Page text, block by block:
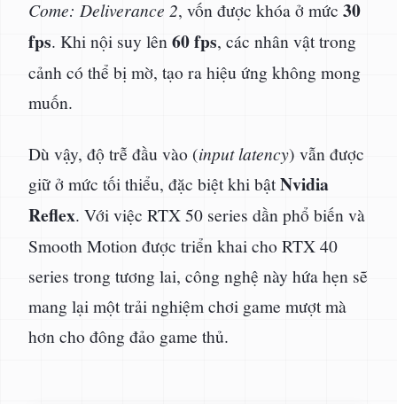
Come: Deliverance 2, vốn được khóa ở mức 30
fps. Khi nội suy lên 60 fps, các nhân vật trong
cảnh có thể bị mờ, tạo ra hiệu ứng không mong
muốn.
Dù vậy, độ trễ đầu vào (input latency) vẫn được
giữ ở mức tối thiểu, đặc biệt khi bậtNvidia
Reflex. Với việc RTX 50 series dần phổ biến và
Smooth Motion được triển khai cho RTX 40
series trong tương lai, công nghệ này hứa hẹn sẽ
mang lại một trải nghiệm chơi game mượt mà
hơn cho đông đảo game thủ.